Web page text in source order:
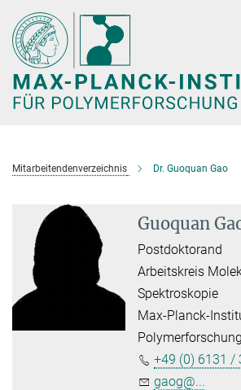
Hauptinhalt
Mitarbeitendenverzeichnis Dr. Guoquan Gao
Guoquan
Postdoktorand
Arbeitskreis
Spektroskopie
Max-Planck-
Polymerforschung
+49 (0) 6131 /
gaog@...